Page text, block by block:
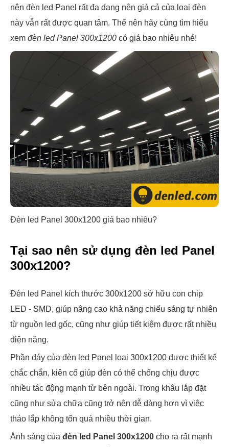
nên đèn led Panel rất đa dạng nên giá cả của loại đèn
này vẫn rất được quan tâm. Thế nên hãy cùng tìm hiểu
xem đèn led Panel 300x1200 có giá bao nhiêu nhé!
Đèn led Panel 300x1200 giá bao nhiêu?
Tại sao nên sử dụng đèn led Panel
300x1200?
Đèn led Panel kích thước 300x1200 sở hữu con chip
LED - SMD, giúp nâng cao khả năng chiếu sáng tự nhiên
từ nguồn led gốc, cũng như giúp tiết kiệm được rất nhiều
điện năng.
Phần đáy của đèn led Panel loại 300x1200 được thiết kế
chắc chắn, kiên cố giúp đèn có thể chống chịu được
nhiều tác động mạnh từ bên ngoài. Trong khâu lắp đặt
cũng như sửa chữa cũng trở nên dễ dàng hơn vì việc
tháo lắp không tốn quá nhiều thời gian.
Ánh sáng của đèn led Panel 300x1200 cho ra rất mạnh